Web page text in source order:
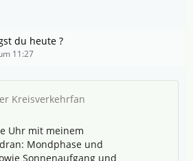
du heute ?
11:27
Kreisverkehrfan
Uhr mit meinem
Mondphase und
Sonnenaufgang und